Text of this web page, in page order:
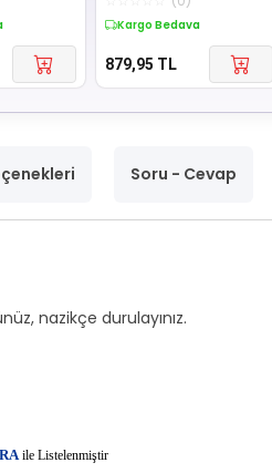
BonKargo Bedava
879,95 TL
Soru - Cevap
nazikçe durulayınız.
ile Listelenmiştir